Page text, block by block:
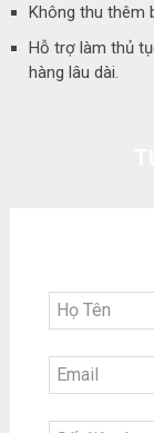
Không thu thêm
Hỗ trợ làm thủ
hàng lâu dài.